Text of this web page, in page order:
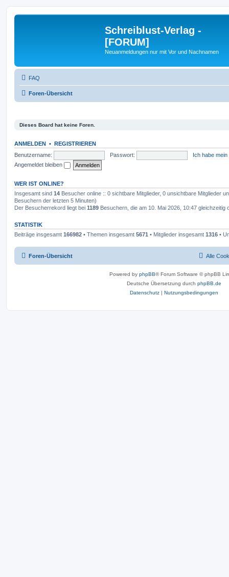
Schreiblust-Verlag -
[FORUM]
Neuanmeldungen nur mit Vor und Nachnamen
FAQ
Foren-Übersicht
Dieses Board hat keine Foren.
ANMELDEN • REGISTRIEREN
Benutzername:
Passwort:
Ich habe
Angemeldet bleiben
WER IST ONLINE?
Insgesamt sind 14 Besucher online :: 0 sichtbare Mitglieder, 0 unsichtbare Mitglieder
Besuchern der letzten 5 Minuten)
Der Besucherrekord liegt bei 1189 Besuchern, die am 10. Mai 2026, 10:47 gleichzeitig
STATISTIK
Beiträge insgesamt 166982 • Themen insgesamt 5671 • Mitglieder insgesamt 1316 •
Foren-Übersicht Alle
Powered by phpBB® Forum Software © phpBB
Deutsche Übersetzung durch phpBB.de
Datenschutz | Nutzungsbedingungen